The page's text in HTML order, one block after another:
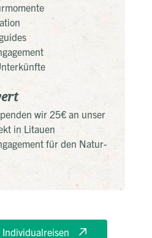
wir 25€ an unser
in Litauen
für den Natur-
Individualreisen